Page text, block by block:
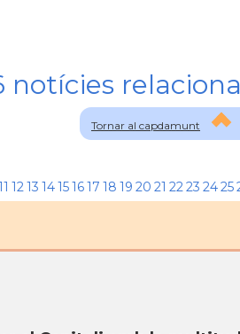
Tornar al capdamunt
notícies
1213 14151617 18 19 20 21 2223 2425